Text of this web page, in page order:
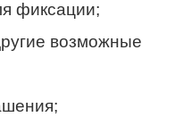
фиксации;
возможные